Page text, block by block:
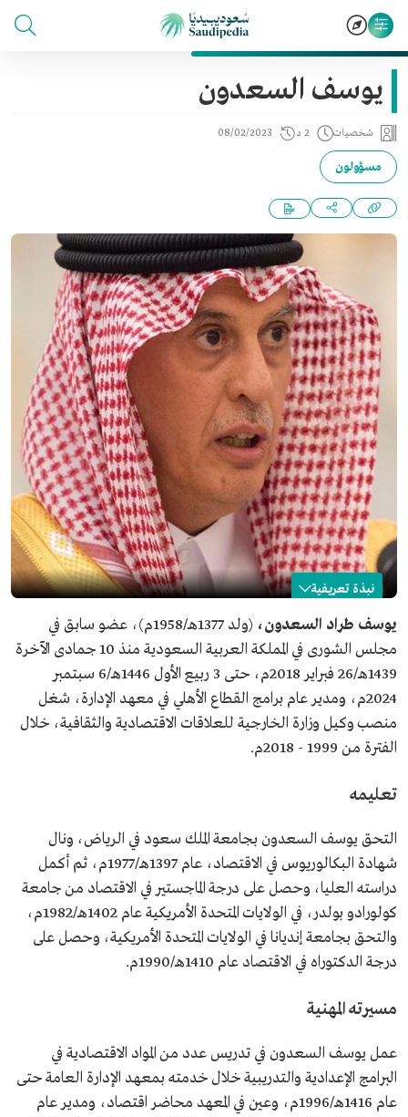
يوسف السعدون
شخصيات 2 د 08/02/2023
مسؤولون
نبذة تعريفية
يوسف السعدون
الاسم
يوسف السعدون.
تاريخ الميلاد
1958م.
المنصب السابق
عضو مجلس الشورى.
المؤهلات العلمية
بكالوريوس في الاقتصاد من جامعة الملك سعود.
ماجستير في الاقتصاد من جامعة كولورادو بولدر، في أمريكا.
من محطات الحياة
مساعد وكيل الوزارة للعلاقات الاقتصادية والثقافية،
والمشرف على الخطة التطويرية في وزارة الخارجية.
المشرف على وكالة وزارة الخارجية للشؤون الدولية المتخصصة.
يوسف طراد السعدون،
(ولد 1377هـ/1958م)، عضو سابق في
مجلس الشورى في المملكة العربية السعودية منذ 10 جمادى الآخرة
1439هـ/26 فبراير 2018م، حتى 3 ربيع الأول 1446هـ/6 سبتمبر
2024م، ومدير عام برامج القطاع الأهلي في معهد الإدارة، شغل
منصب وكيل وزارة الخارجية للعلاقات الاقتصادية والثقافية، خلال
الفترة من 1999 - 2018م.
تعليمه
التحق يوسف السعدون بجامعة الملك سعود في الرياض، ونال
شهادة البكالوريوس في الاقتصاد، عام 1397هـ/1977م، ثم أكمل
دراسته العليا، وحصل على درجة الماجستير في الاقتصاد من جامعة
كولورادو بولدر، في الولايات المتحدة الأمريكية عام 1402هـ/1982م،
والتحق بجامعة إنديانا في الولايات المتحدة الأمريكية، وحصل على
درجة الدكتوراه في الاقتصاد عام 1410هـ/1990م.
مسيرته المهنية
عمل يوسف السعدون في تدريس عدد من المواد الاقتصادية في
البرامج الإعدادية والتدريبية خلال خدمته بمعهد الإدارة العامة حتى
عام 1416هـ/1996م، وعين في المعهد محاضر اقتصاد، ومدير عام